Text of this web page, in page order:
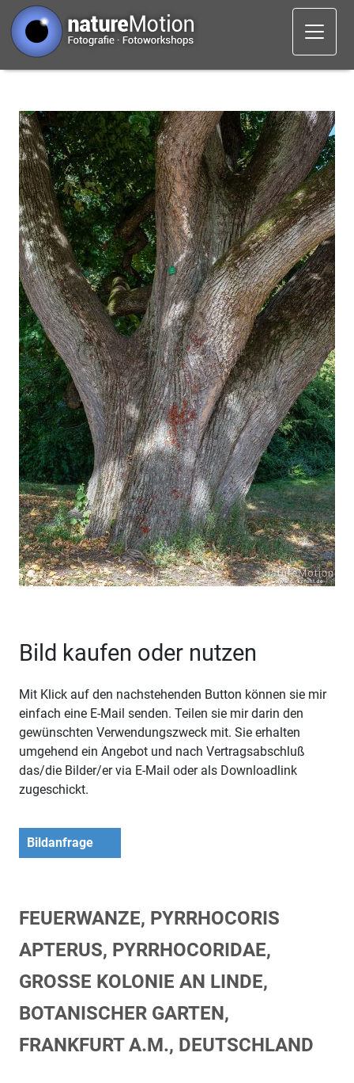
Bild kaufen oder nutzen
Mit Klick auf den nachstehenden Button können sie mir
einfach eine E-Mail senden. Teilen sie mir darin den
gewünschten Verwendungszweck mit. Sie erhalten
umgehend ein Angebot und nach Vertragsabschluß
das/die Bilder/er via E-Mail oder als Downloadlink
zugeschickt.
Bildanfrage
FEUERWANZE, PYRRHOCORIS
APTERUS, PYRRHOCORIDAE,
GROSSE KOLONIE AN LINDE, B
OTANISCHER GARTEN, F
RANKFURT A.M., DEUTSCHLAND